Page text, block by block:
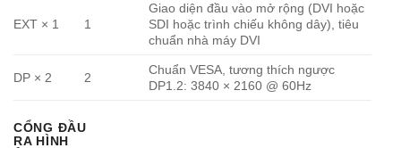
EXT × 1 1
Giao diện đầu vào mở rộng (DVI hoặc
SDI hoặc trình chiếu không dây), tiêu
chuẩn nhà máy DVI
DP × 2 2
Chuẩn VESA, tương thích ngược
DP1.2: 3840 × 2160 @ 60Hz
CỔNG ĐẦU
RA HÌNH